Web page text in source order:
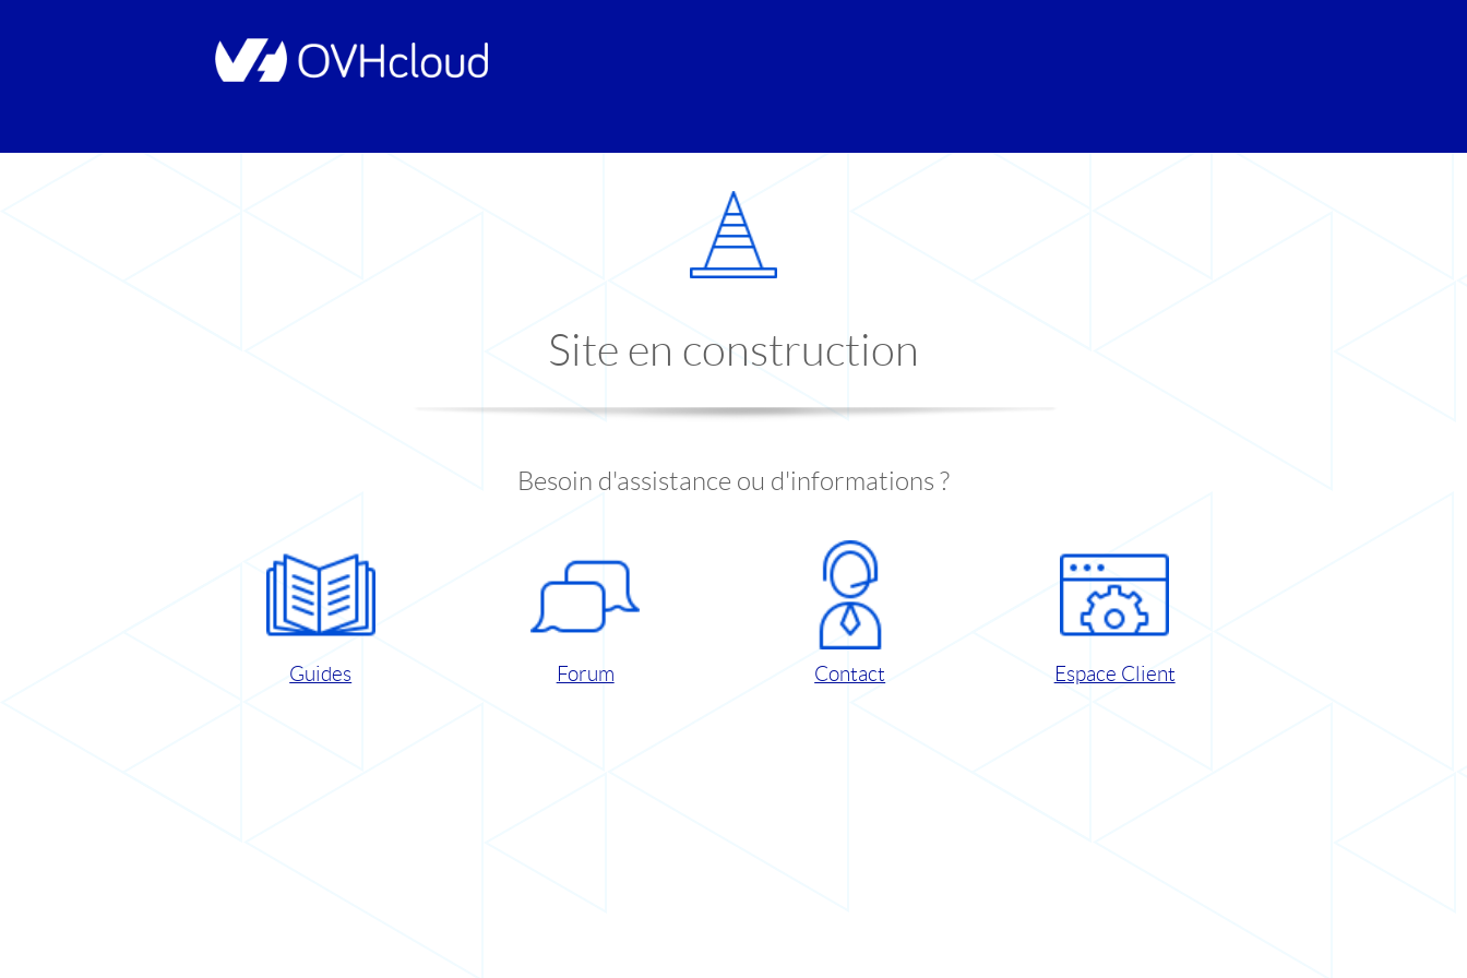
Site en construction
Besoin d'assistance ou d'informations ?
Guides Forum Contact Espace Client